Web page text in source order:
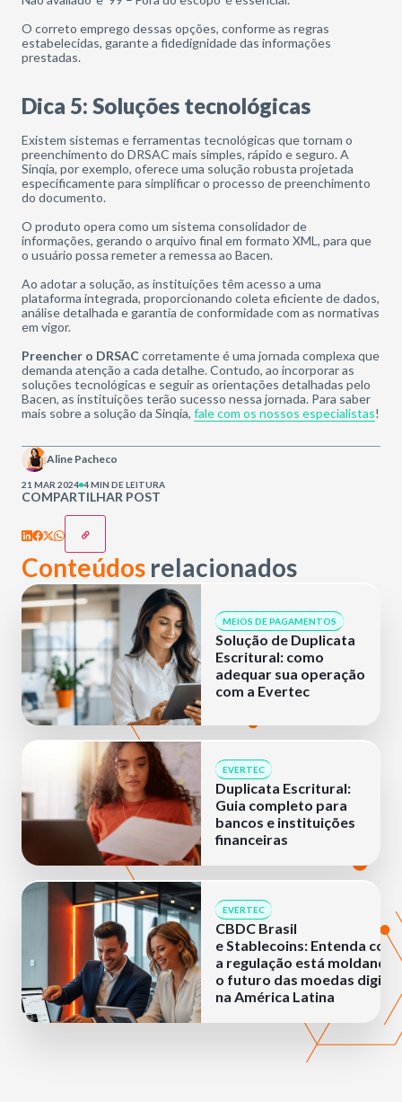
O correto emprego dessas opções, conforme as regras
estabelecidas, garante a fidedignidade das informações
prestadas.
Dica 5: Soluções tecnológicas
Existem sistemas e ferramentas tecnológicas que tornam o
preenchimento do DRSAC mais simples, rápido e seguro. A
Sinqia, por exemplo, oferece uma solução robusta projetada
especificamente para simplificar o processo de preenchimento
do documento.
O produto opera como um sistema consolidador de
informações, gerando o arquivo final em formato XML, para que
o usuário possa remeter a remessa ao Bacen.
Ao adotar a solução, as instituições têm acesso a uma
plataforma integrada, proporcionando coleta eficiente de dados,
análise detalhada e garantia de conformidade com as normativas
em vigor.
Preencher o DRSACcorretamente é uma jornada complexa que
demanda atenção a cada detalhe. Contudo, ao incorporar as
soluções tecnológicas e seguir as orientações detalhadas pelo
Bacen, as instituições terão sucesso nessa jornada. Para saber
mais sobre a solução da Sinqia, fale com os nossos especialistas!
COMPARTILHAR POST
Aline Pacheco
21 MAR 2024 4 MIN DE LEITURA
Conteúdos relacionados
MEIOS DE PAGAMENTOS
Solução de Duplicata
Escritural: como
adequar sua operação
com a Evertec
EVERTEC
Duplicata Escritural:
Guia completo para
bancos e instituições
financeiras
EVERTEC
CBDC Brasil
e Stablecoins: Entenda
a regulação está moldando
o futuro das moedas
na América Latina